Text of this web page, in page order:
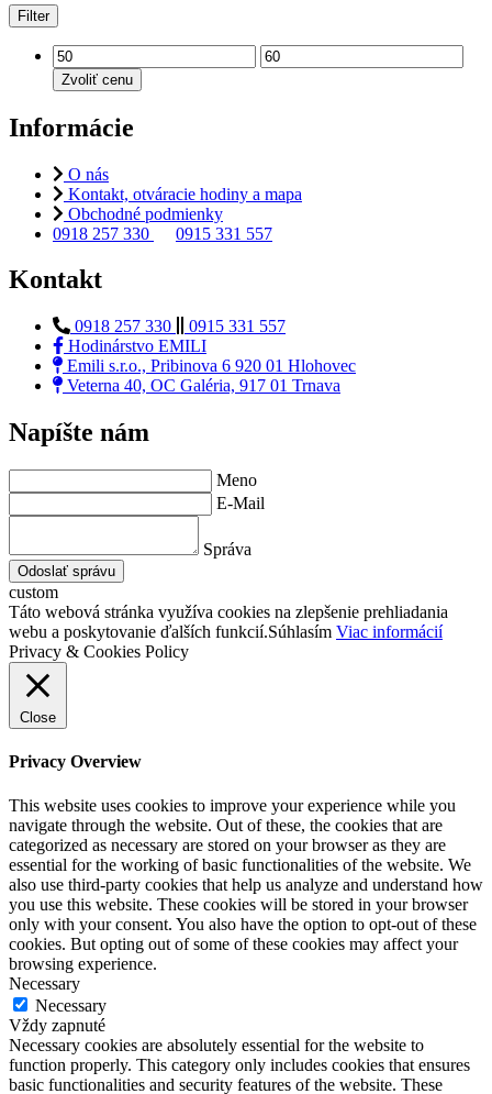
Filter
Zvoliť cenu
Informácie
O nás
Kontakt, otváracie hodiny a mapa
Obchodné podmienky
0918 257 330
0915 331 557
Kontakt
0918 257 330
0915 331 557
Hodinárstvo EMILI
Emili s.r.o., Pribinova 6 920 01 Hlohovec
Veterna 40, OC Galéria, 917 01 Trnava
Napíšte nám
Meno
E-Mail
Správa
Odoslať správu
custom
Táto webová stránka využíva cookies na zlepšenie prehliadania
webu a poskytovanie ďalších funkcií.Súhlasím Viac informácií
Privacy & Cookies Policy
Close
Privacy Overview
This website uses cookies to improve your experience while you
navigate through the website. Out of these, the cookies that are
categorized as necessary are stored on your browser as they are
essential for the working of basic functionalities of the website. We
also use third-party cookies that help us analyze and understand how
you use this website. These cookies will be stored in your browser
only with your consent. You also have the option to opt-out of these
cookies. But opting out of some of these cookies may affect your
browsing experience.
Necessary
Necessary
Vždy zapnuté
Necessary cookies are absolutely essential for the website to
function properly. This category only includes cookies that ensures
basic functionalities and security features of the website. These